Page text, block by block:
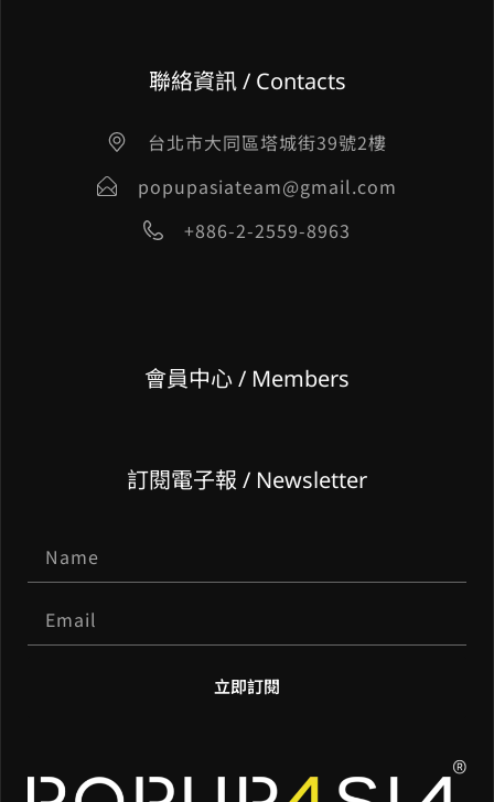
聯絡資訊 / Contacts
台北市大同區塔城街39號2樓
popupasiateam@gmail.com
+886-2-2559-8963
會員中心 / Members
訂閱電子報 / Newsletter
立即訂閱
l